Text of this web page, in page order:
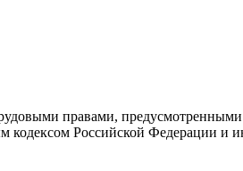
правами,
Российской Федерации и